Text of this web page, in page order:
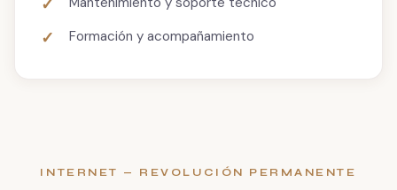
Formación y acompañamiento
INTERNET — REVOLUCIÓN PERMANENTE